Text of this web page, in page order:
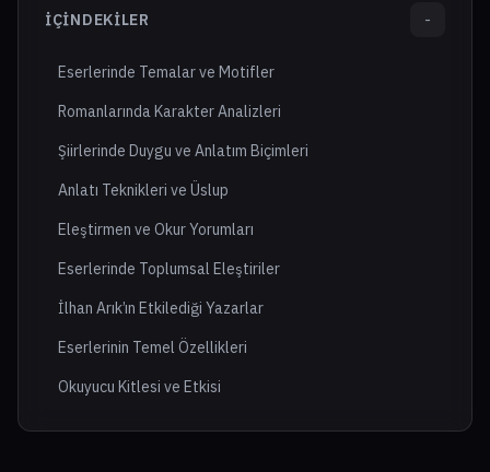
İÇINDEKILER -
Eserlerinde Temalar ve Motifler
Romanlarında Karakter Analizleri
Şiirlerinde Duygu ve Anlatım Biçimleri
Anlatı Teknikleri ve Üslup
Eleştirmen ve Okur Yorumları
Eserlerinde Toplumsal Eleştiriler
İlhan Arık’ın Etkilediği Yazarlar
Eserlerinin Temel Özellikleri
Okuyucu Kitlesi ve Etkisi